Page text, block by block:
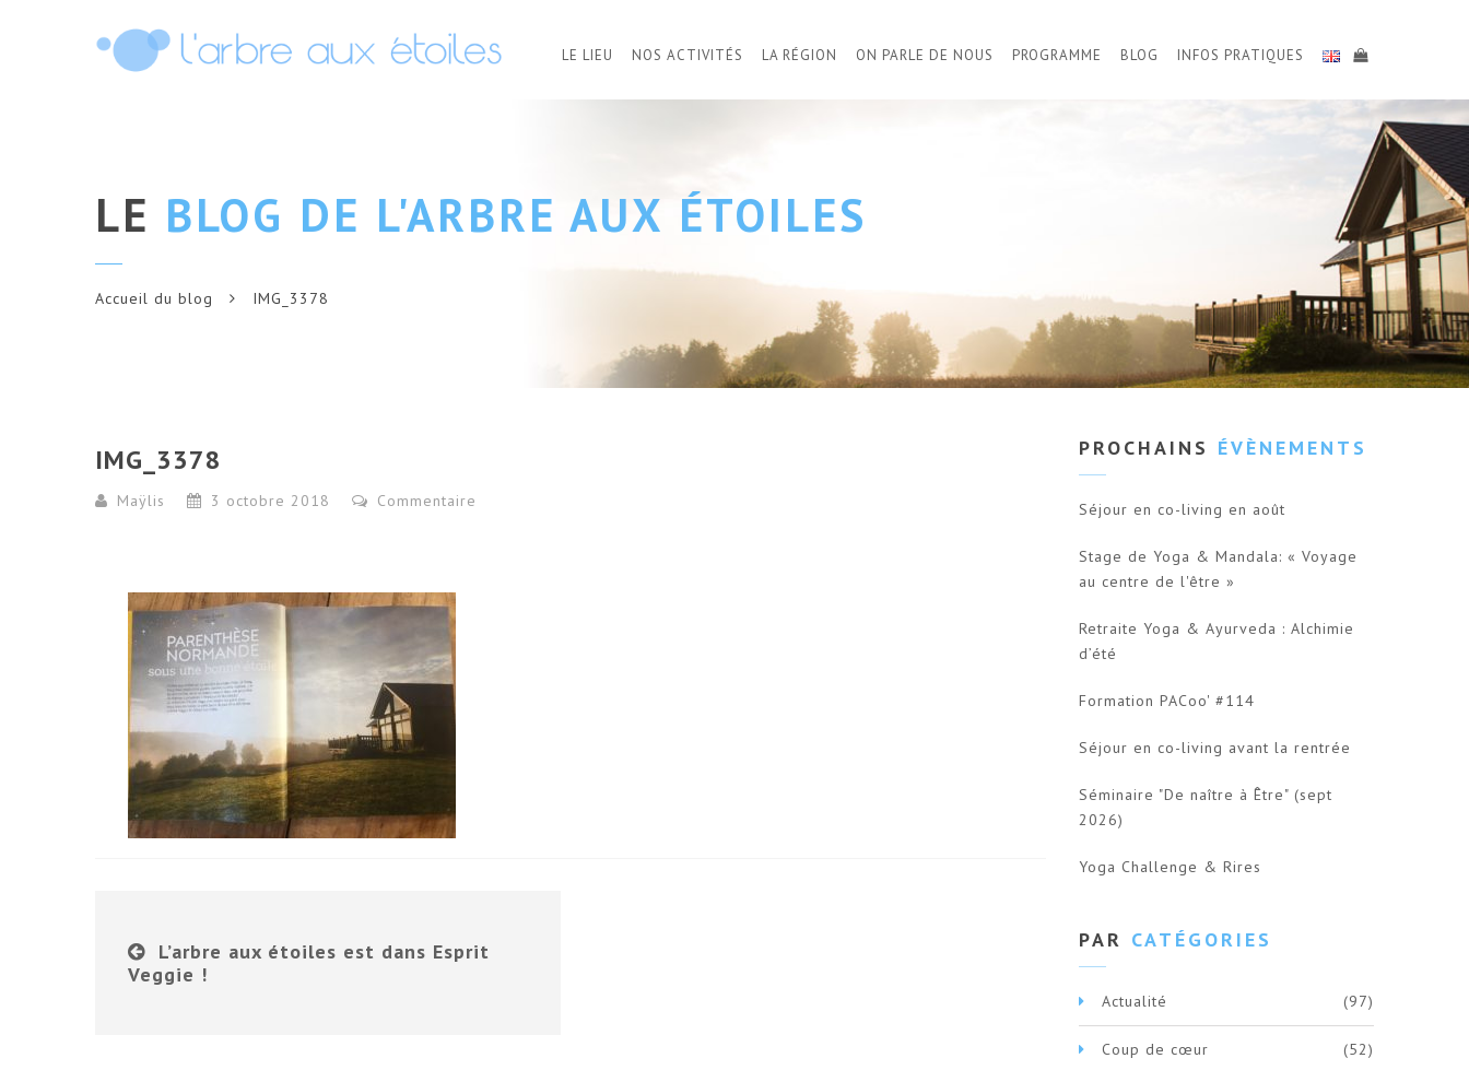
LE LIEU NOS ACTIVITÉS LA RÉGION ON PARLE DE NOUS PROGRAMME BLOG INFOS PRATIQUES
LE BLOG DE L'ARBRE AUX ÉTOILES
Accueil du blog IMG_3378
IMG_3378
Maÿlis 3 octobre 2018 Commentaire
L’arbre aux étoiles est dans Esprit
Veggie !
PROCHAINS ÉVÈNEMENTS
Séjour en co-living en août
Stage de Yoga & Mandala: « Voyage
au centre de l'être »
Retraite Yoga & Ayurveda : Alchimie
d’été
Formation PACoo' #114
Séjour en co-living avant la rentrée
Séminaire "De naître à Être" (sept
2026)
Yoga Challenge & Rires
PAR CATÉGORIES
Actualité (97)
Coup de cœur (52)